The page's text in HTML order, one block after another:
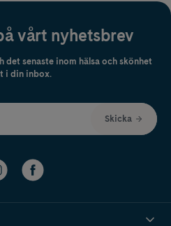
vårt nyhetsbrev
det senaste inom hälsa och skönhet
i din inbox.
Skicka